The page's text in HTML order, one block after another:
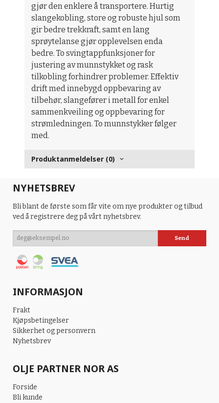
gjør den enklere å transportere. Hurtig
slangekobling, store og robuste hjul som
gir bedre trekkraft, samt en lang
sprøytelanse gjør opplevelsen enda
bedre. To svingtappfunksjoner for
justering av munnstykket og rask
tilkobling forhindrer problemer. Effektiv
drift med innebygd oppbevaring av
tilbehør, slangefører i metall for enkel
sammenkveiling og oppbevaring for
strømledningen. To munnstykker følger
med.
Produktanmeldelser (0)
NYHETSBREV
Bli blant de første som får vite om nye produkter og tilbud
ved å registrere deg på vårt nyhetsbrev.
INFORMASJON
Frakt
Kjøpsbetingelser
Sikkerhet og personvern
Nyhetsbrev
OLJE PARTNER NOR AS
Forside
Bli kunde